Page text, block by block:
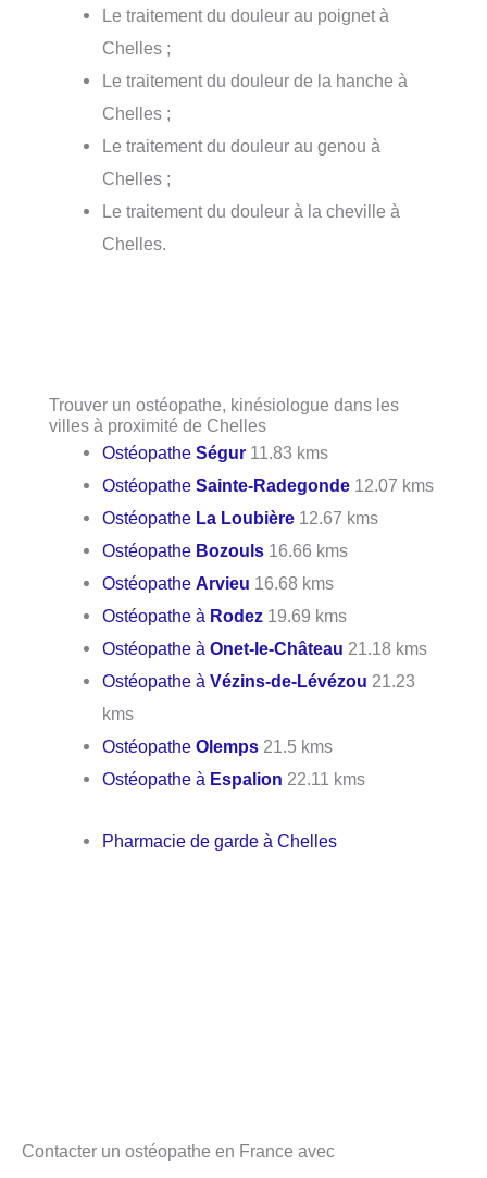
Le traitement du douleur au poignet à
Chelles ;
Le traitement du douleur de la hanche à
Chelles ;
Le traitement du douleur au genou à
Chelles ;
Le traitement du douleur à la cheville à
Chelles.
Trouver un ostéopathe, kinésiologue dans les
villes à proximité de Chelles
OstéopatheSégur 11.83 kms
OstéopatheSainte-Radegonde 12.07 kms
Ostéopathe La Loubière 12.67 kms
Ostéopathe Bozouls 16.66 kms
OstéopatheArvieu 16.68 kms
Ostéopathe à Rodez 19.69 kms
Ostéopathe àOnet-le-Château 21.18 kms
Ostéopathe àVézins-de-Lévézou 21.23
kms
OstéopatheOlemps 21.5 kms
Ostéopathe à Espalion 22.11 kms
Pharmacie de garde à Chelles
Contacter un ostéopathe en France avec